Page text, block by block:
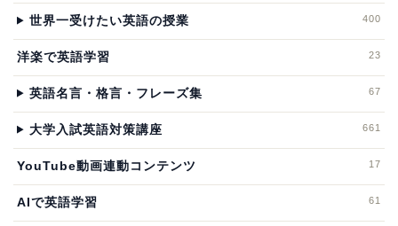
世界一受けたい英語の授業 400
洋楽で英語学習 23
英語名言・格言・フレーズ集 67
大学入試英語対策講座 661
YouTube動画連動コンテンツ 17
AIで英語学習 61